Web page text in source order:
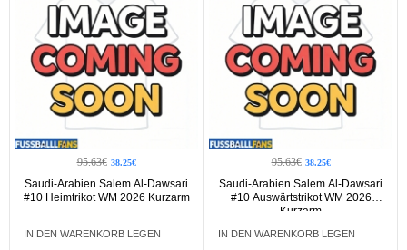
95.63€ 38.25€
Saudi-Arabien Salem Al-Dawsari
#10 Heimtrikot WM 2026 Kurzarm
IN DEN WARENKORB LEGEN
95.63€ 38.25€
Saudi-Arabien Salem Al-Dawsari
#10 Auswärtstrikot WM 2026
Kurzarm
IN DEN WARENKORB LEGEN